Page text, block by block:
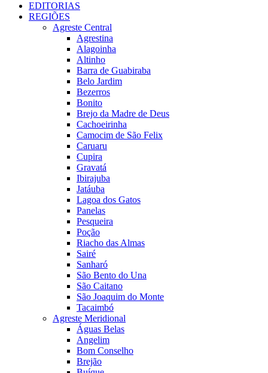
EDITORIAS
REGIÕES
Agreste Central
Agrestina
Alagoinha
Altinho
Barra de Guabiraba
Belo Jardim
Bezerros
Bonito
Brejo da Madre de Deus
Cachoeirinha
Camocim de São Felix
Caruaru
Cupira
Gravatá
Ibirajuba
Jatáuba
Lagoa dos Gatos
Panelas
Pesqueira
Poção
Riacho das Almas
Sairé
Sanharó
São Bento do Una
São Caitano
São Joaquim do Monte
Tacaimbó
Agreste Meridional
Águas Belas
Angelim
Bom Conselho
Brejão